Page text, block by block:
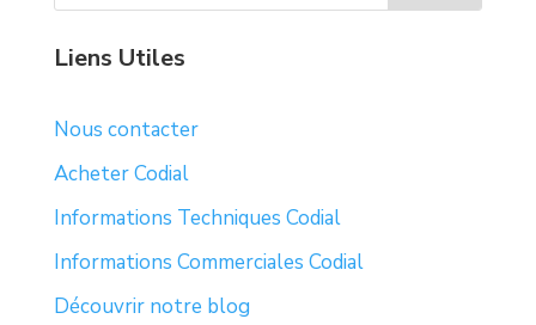
Liens Utiles
Nous contacter
Acheter Codial
Informations Techniques Codial
Informations Commerciales Codial
Découvrir notre blog